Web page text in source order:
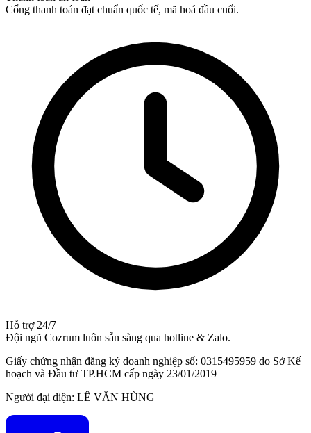
Cổng thanh toán đạt chuẩn quốc tế, mã hoá đầu cuối.
Hỗ trợ 24/7
Đội ngũ Cozrum luôn sẵn sàng qua hotline & Zalo.
Giấy chứng nhận đăng ký doanh nghiệp số: 0315495959 do Sở Kế
hoạch và Đầu tư TP.HCM cấp ngày 23/01/2019
Người đại diện: LÊ VĂN HÙNG